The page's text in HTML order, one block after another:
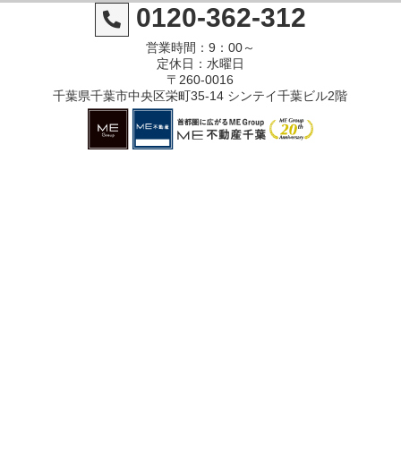
0120-362-312
営業時間：9：00～
定休日：水曜日
〒260-0016
千葉県千葉市中央区栄町35-14 シンテイ千葉ビル2階